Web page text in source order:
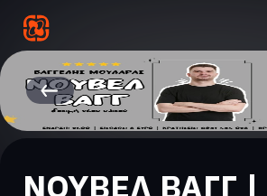
ΝΟΥΒΕΛ ΒΑΓΓ |